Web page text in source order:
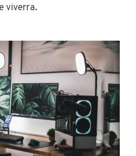
viverra.